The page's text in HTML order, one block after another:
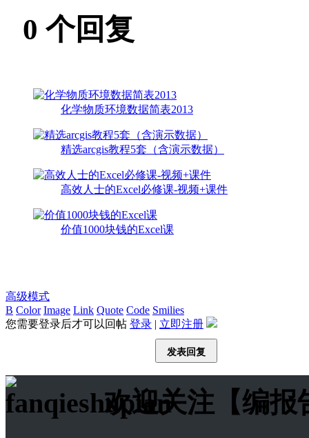
0 个回复
化学物质环境数据简表2013
精选arcgis教程5套（含演示数据）
高效人士的Excel必修课-视频+课件
价值1000块钱的Excel课
高级模式
B Color Image Link Quote Code Smilies
您需要登录后才可以回帖 登录 | 立即注册
发表回复
欢迎关注【编报